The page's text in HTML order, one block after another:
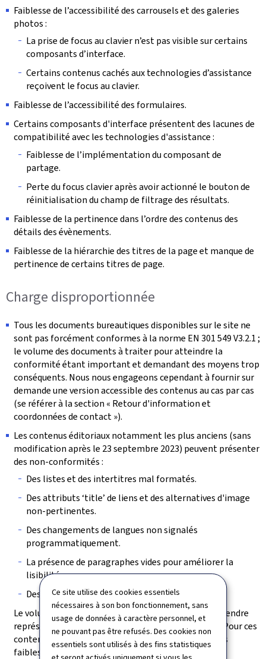
Ce site utilise des cookies essentiels
nécessaires à son bon fonctionnement, sans
usage de données à caractère personnel, et
ne pouvant pas être refusés. Des cookies non
essentiels sont utilisés à des fins statistiques
Faiblesse de l’accessibilité des carrousels et des galeries
photos :
La prise de focus au clavier n’est pas visible sur certains
composants d’interface.
Certains contenus cachés aux technologies d’assistance
reçoivent le focus au clavier.
Faiblesse de l’accessibilité des formulaires.
Certains composants d'interface présentent des lacunes de
compatibilité avec les technologies d'assistance :
Faiblesse de l’implémentation du composant de
partage.
Perte du focus clavier après avoir actionné le bouton de
réinitialisation du champ de filtrage des résultats.
Faiblesse de la pertinence dans l’ordre des contenus des
détails des évènements.
Faiblesse de la hiérarchie des titres de la page et manque de
pertinence de certains titres de page.
Charge disproportionnée
Tous les documents bureautiques disponibles sur le site ne
sont pas forcément conformes à la norme EN 301 549 V3.2.1 ;
le volume des documents à traiter pour atteindre la
conformité étant important et demandant des moyens trop
conséquents. Nous nous engageons cependant à fournir sur
demande une version accessible des contenus au cas par cas
(se référer à la section « Retour d'information et
coordonnées de contact »).
Les contenus éditoriaux notamment les plus anciens (sans
modification après le 23 septembre 2023) peuvent présenter
des non-conformités :
Des listes et des intertitres mal formatés.
Des attributs ‘title’ de liens et des alternatives d'image
non-pertinentes.
Des changements de langues non signalés
programmatiquement.
La présence de paragraphes vides pour améliorer la
lisibilité.
Des tableaux incorrectement structurés.
Le volume des pages à vérifier et des contenus à reprendre
représente une charge de travail trop conséquente. Pour ces
contenus, il a été vérifié que, bien que présentant des
faiblesses de structuration, les non-conformités les